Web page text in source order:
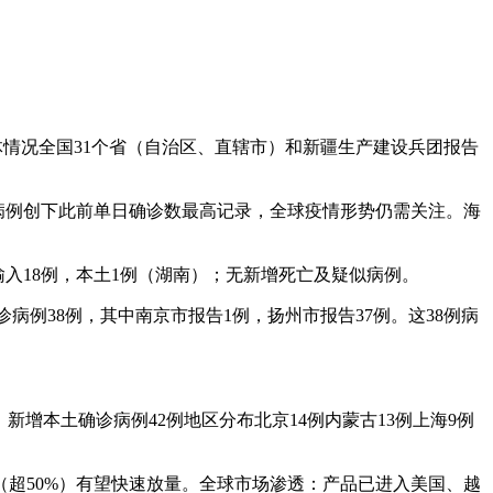
况全国31个省（自治区、直辖市）和新疆生产建设兵团报告
创下此前单日确诊数最高记录，全球疫情形势仍需关注。海
18例，本土1例（湖南）；无新增死亡及疑似病例。
例38例，其中南京市报告1例，扬州市报告37例。这38例病
增本土确诊病例42例地区分布北京14例内蒙古13例上海9例
50%）有望快速放量。全球市场渗透：产品已进入美国、越